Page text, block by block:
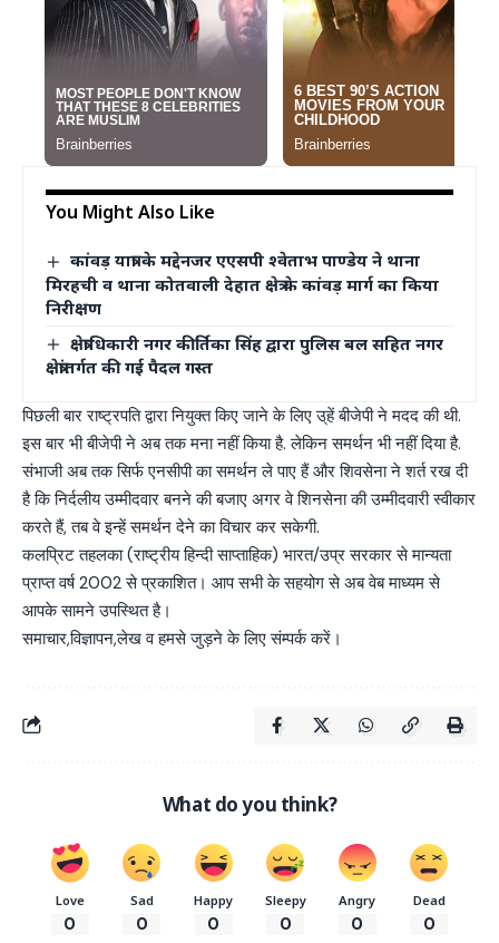
You Might Also Like
कांवड़ यात्रा के मद्देनजर एएसपी श्वेताभ पाण्डेय ने थाना
मिरहची व थाना कोतवाली देहात क्षेत्र के कांवड़ मार्ग का किया
निरीक्षण
क्षेत्राधिकारी नगर कीर्तिका सिंह द्वारा पुलिस बल सहित नगर
क्षेत्रांतर्गत की गई पैदल गस्त
पिछली बार राष्ट्रपति द्वारा नियुक्त किए जाने के लिए उ्हें बीजेपी ने मदद की थी.
इस बार भी बीजेपी ने अब तक मना नहीं किया है. लेकिन समर्थन भी नहीं दिया है.
संभाजी अब तक सिर्फ एनसीपी का समर्थन ले पाए हैं और शिवसेना ने शर्त रख दी
है कि निर्दलीय उम्मीदवार बनने की बजाए अगर वे शिनसेना की उम्मीदवारी स्वीकार
करते हैं, तब वे इन्हें समर्थन देने का विचार कर सकेगी.
कलप्रिट तहलका (राष्ट्रीय हिन्दी साप्ताहिक) भारत/उप्र सरकार से मान्यता
प्राप्त वर्ष 2002 से प्रकाशित। आप सभी के सहयोग से अब वेब माध्यम से
आपके सामने उपस्थित है।
समाचार,विज्ञापन,लेख व हमसे जुड़ने के लिए संम्पर्क करें।
What do you think?
Love
0
Sad
0
Happy
0
Sleepy
0
Angry
0
Dead
0